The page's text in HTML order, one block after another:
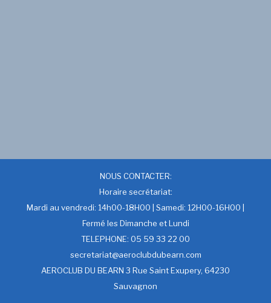
NOUS CONTACTER:
Horaire secrétariat:
Mardi au vendredi: 14h00-18H00 | Samedi: 12H00-16H00 |
Fermé les Dimanche et Lundi
TELEPHONE: 05 59 33 22 00
secretariat@aeroclubdubearn.com
AEROCLUB DU BEARN 3 Rue Saint Exupery, 64230
Sauvagnon